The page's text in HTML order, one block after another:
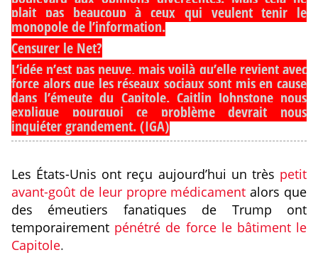
plait pas beaucoup à ceux qui veulent tenir le
monopole de l’information.
Censurer le Net?
L’idée n’est pas neuve, mais voilà qu’elle revient avec
force alors que les réseaux sociaux sont mis en cause
dans l’émeute du Capitole. Caitlin Johnstone nous
explique pourquoi ce problème devrait nous
inquiéter grandement. (IGA)
Les États-Unis ont reçu aujourd’hui un très petit
avant-goût de leur propre médicament alors que
des émeutiers fanatiques de Trump ont
temporairement pénétré de force le bâtiment le
Capitole.